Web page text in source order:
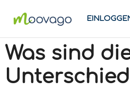
Was sind